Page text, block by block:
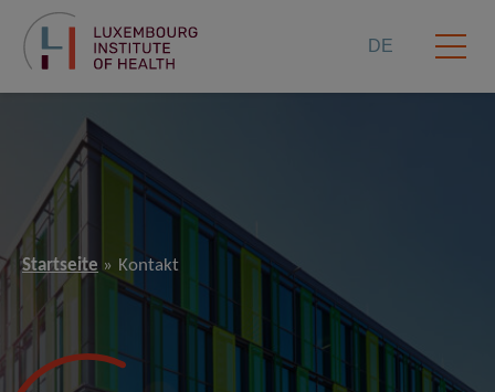
DE
Startseite Kontakt